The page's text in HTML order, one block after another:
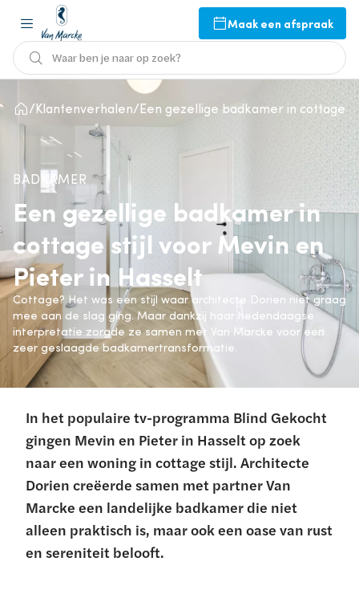
Maak een afspraak
Waar ben je naar op zoek?
Klantenverhalen Een gezellige badkamer in cottage
BADKAMER
Een gezellige badkamer in
cottage stijl voor Mevin en
Pieter in Hasselt
Cottage? Het was een stijl waar architecte Dorien niet graag
mee aan de slag ging. Maar dankzij haar hedendaagse
interpretatie zorgde ze samen met Van Marcke voor een
zeer geslaagde badkamertransformatie.
In het populaire tv-programma Blind Gekocht
gingen Mevin en Pieter in Hasselt op zoek
naar een woning in cottage stijl. Architecte
Dorien creëerde samen met partner Van
Marcke een landelijke badkamer die niet
alleen praktisch is, maar ook een oase van rust
en sereniteit belooft.